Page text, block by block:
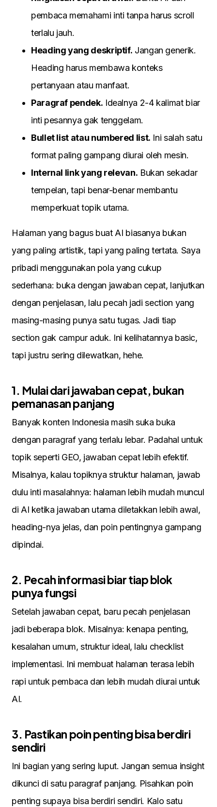
pembaca memahami inti tanpa harus scroll
terlalu jauh.
Heading yang deskriptif. Jangan generik.
Heading harus membawa konteks
pertanyaan atau manfaat.
Paragraf pendek. Idealnya 2-4 kalimat biar
inti pesannya gak tenggelam.
Bullet list atau numbered list. Ini salah satu
format paling gampang diurai oleh mesin.
Internal link yang relevan. Bukan sekadar
tempelan, tapi benar-benar membantu
memperkuat topik utama.
Halaman yang bagus buat AI biasanya bukan
yang paling artistik, tapi yang paling tertata. Saya
pribadi menggunakan pola yang cukup
sederhana: buka dengan jawaban cepat, lanjutkan
dengan penjelasan, lalu pecah jadi section yang
masing-masing punya satu tugas. Jadi tiap
section gak campur aduk. Ini kelihatannya basic,
tapi justru sering dilewatkan, hehe.
1. Mulai dari jawaban cepat, bukan
pemanasan panjang
Banyak konten Indonesia masih suka buka
dengan paragraf yang terlalu lebar. Padahal untuk
topik seperti GEO, jawaban cepat lebih efektif.
Misalnya, kalau topiknya struktur halaman, jawab
dulu inti masalahnya: halaman lebih mudah muncul
di AI ketika jawaban utama diletakkan lebih awal,
heading-nya jelas, dan poin pentingnya gampang
dipindai.
2. Pecah informasi biar tiap blok
punya fungsi
Setelah jawaban cepat, baru pecah penjelasan
jadi beberapa blok. Misalnya: kenapa penting,
kesalahan umum, struktur ideal, lalu checklist
implementasi. Ini membuat halaman terasa lebih
rapi untuk pembaca dan lebih mudah diurai untuk
AI.
3. Pastikan poin penting bisa berdiri
sendiri
Ini bagian yang sering luput. Jangan semua insight
dikunci di satu paragraf panjang. Pisahkan poin
penting supaya bisa berdiri sendiri. Kalo satu